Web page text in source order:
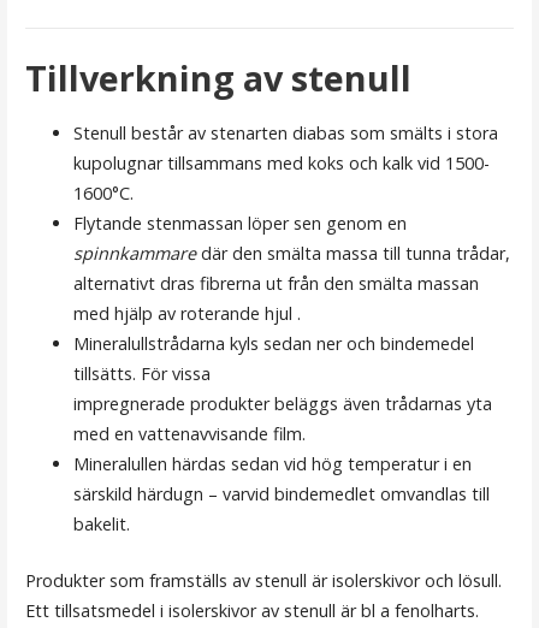
Tillverkning av stenull
Stenull består av stenarten diabas som smälts i stora
kupolugnar tillsammans med koks och kalk vid 1500-
1600°C.
Flytande stenmassan löper sen genom en
spinnkammaredär den smälta massa till tunna trådar,
alternativt dras fibrerna ut från den smälta massan
med hjälp av roterande hjul .
Mineralullstrådarna kyls sedan ner och bindemedel
tillsätts. För vissa
impregnerade produkter beläggs även trådarnas yta
med en vattenavvisande film.
Mineralullen härdas sedan vid hög temperatur i en
särskild härdugn – varvid bindemedlet omvandlas till
bakelit.
Produkter som framställs av stenull är isolerskivor och lösull.
Ett tillsatsmedel i isolerskivor av stenull är bl a fenolharts.